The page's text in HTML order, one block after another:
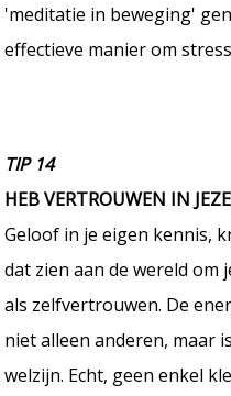
'meditatie in beweging'
effectieve manier om
TIP 14
HEB VERTROUWEN IN
Geloof in je eigen kennis,
dat zien aan de wereld om
als zelfvertrouwen. De
niet alleen anderen, maar
welzijn. Echt, geen enkel